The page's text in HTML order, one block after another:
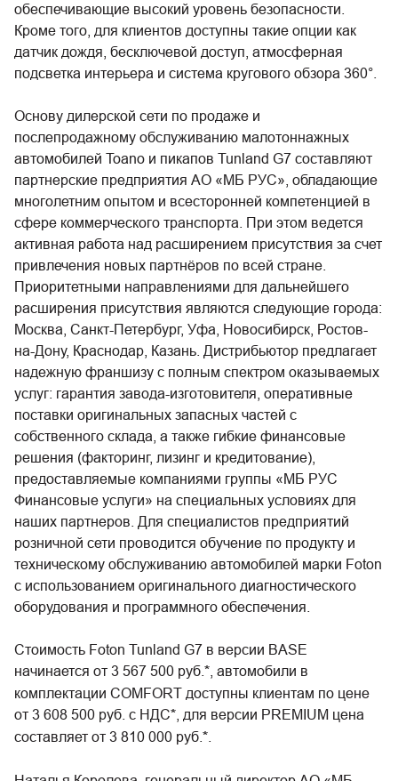
обеспечивающие высокий уровень безопасности.
Кроме того, для клиентов доступны такие опции как
датчик дождя, бесключевой доступ, атмосферная
подсветка интерьера и система кругового обзора 360°.
Основу дилерской сети по продаже и
послепродажному обслуживанию малотоннажных
автомобилей Toano и пикапов Tunland G7 составляют
партнерские предприятия АО «МБ РУС», обладающие
многолетним опытом и всесторонней компетенцией в
сфере коммерческого транспорта. При этом ведется
активная работа над расширением присутствия за счет
привлечения новых партнёров по всей стране.
Приоритетными направлениями для дальнейшего
расширения присутствия являются следующие города:
Москва, Санкт-Петербург, Уфа, Новосибирск, Ростов-
на-Дону, Краснодар, Казань. Дистрибьютор предлагает
надежную франшизу с полным спектром оказываемых
услуг: гарантия завода-изготовителя, оперативные
поставки оригинальных запасных частей с
собственного склада, а также гибкие финансовые
решения (факторинг, лизинг и кредитование),
предоставляемые компаниями группы «МБ РУС
Финансовые услуги» на специальных условиях для
наших партнеров. Для специалистов предприятий
розничной сети проводится обучение по продукту и
техническому обслуживанию автомобилей марки Foton
с использованием оригинального диагностического
оборудования и программного обеспечения.
Стоимость Foton Tunland G7 в версии BASE
начинается от 3 567 500 руб. * , автомобили в
комплектации COMFORT доступны клиентам по цене
от 3 608 500 руб. с НДС* , для версии PREMIUM цена
составляет от 3 810 000 руб. *